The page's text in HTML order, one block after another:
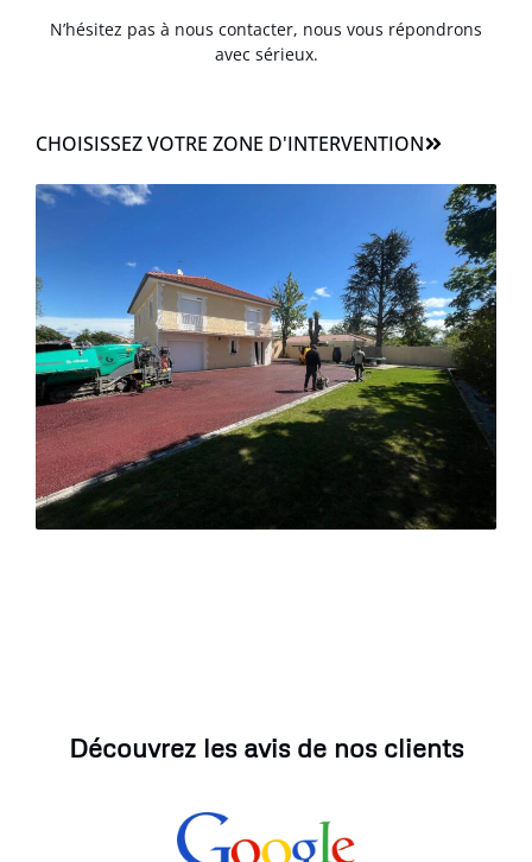
N’hésitez pas à nous contacter, nous vous répondrons
avec sérieux.
CHOISISSEZ VOTRE ZONE D'INTERVENTION
Découvrez les avis de nos clients